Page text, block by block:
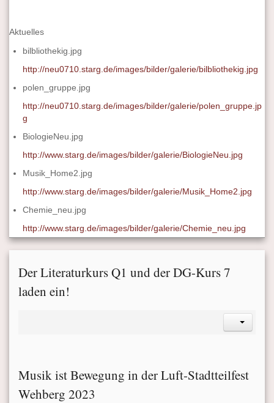
Aktuelles
bilbliothekig.jpg
http://neu0710.starg.de/images/bilder/galerie/bilbliothekig.jpg
polen_gruppe.jpg
http://neu0710.starg.de/images/bilder/galerie/polen_gruppe.jp
g
BiologieNeu.jpg
http://www.starg.de/images/bilder/galerie/BiologieNeu.jpg
Musik_Home2.jpg
http://www.starg.de/images/bilder/galerie/Musik_Home2.jpg
Chemie_neu.jpg
http://www.starg.de/images/bilder/galerie/Chemie_neu.jpg
Der Literaturkurs Q1 und der DG-Kurs 7
laden ein!
Musik ist Bewegung in der Luft-Stadtteilfest
Wehberg 2023